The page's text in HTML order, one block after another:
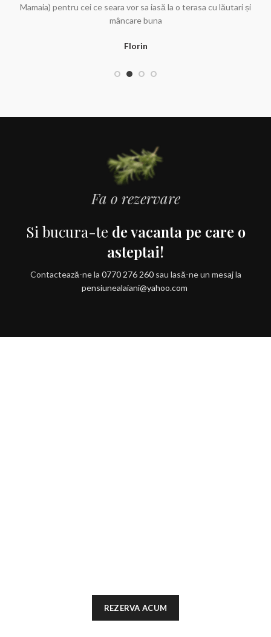
Mamaia) pentru cei ce seara vor sa iasă la o terasa cu lăutari și
mâncare buna
Florin
Fa o rezervare
Si bucura-te de vacanta pe care o
asteptai!
Contactează-ne la 0770 276 260sau lasă-ne un mesaj la
pensiunealaiani@yahoo.com
REZERVA ACUM